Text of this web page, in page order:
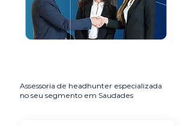
Assessoria de headhunter especializada
no seu segmento em Saudades